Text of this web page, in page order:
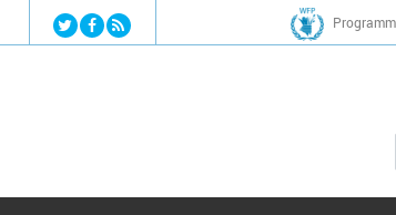
Jump to navigation